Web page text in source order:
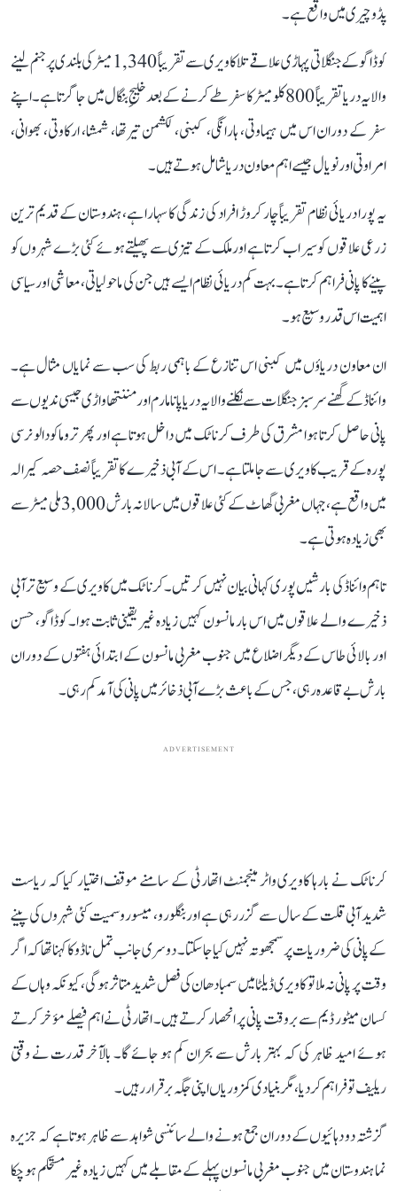
پڈوچیری میں واقع ہے۔
کوڈاگو کے جنگلاتی پہاڑی علاقے تلاکاویری سے تقریباً 1,340 میٹر کی بلندی پر جنم لینے
والا یہ دریا تقریباً 800 کلومیٹر کا سفر طے کرنے کے بعد خلیجِ بنگال میں جا گرتا ہے۔ اپنے
سفر کے دوران اس میں ہیماوتی، ہارانگی، کبنی، لکشمن تیرتھا، شمشا، ارکاوتی، بھوانی،
امراوتی اور نویال جیسے اہم معاون دریا شامل ہوتے ہیں۔
یہ پورا دریائی نظام تقریباً چار کروڑ افراد کی زندگی کا سہارا ہے، ہندوستان کے قدیم ترین
زرعی علاقوں کو سیراب کرتا ہے اور ملک کے تیزی سے پھیلتے ہوئے کئی بڑے شہروں کو
پینے کا پانی فراہم کرتا ہے۔ بہت کم دریائی نظام ایسے ہیں جن کی ماحولیاتی، معاشی اور سیاسی
اہمیت اس قدر وسیع ہو۔
ان معاون دریاؤں میں کبنی اس تنازع کے باہمی ربط کی سب سے نمایاں مثال ہے۔
وائناڈ کے گھنے سرسبز جنگلات سے نکلنے والا یہ دریا پانامارم اور مننتھاواڑی جیسی ندیوں سے
پانی حاصل کرتا ہوا مشرق کی طرف کرناٹک میں داخل ہوتا ہے اور پھر تروماکودالو نرسی
پورہ کے قریب کاویری سے جا ملتا ہے۔ اس کے آبی ذخیرے کا تقریباً نصف حصہ کیرالہ
میں واقع ہے، جہاں مغربی گھاٹ کے کئی علاقوں میں سالانہ بارش 3,000 ملی میٹر سے
بھی زیادہ ہوتی ہے۔
تاہم وائناڈ کی بارشیں پوری کہانی بیان نہیں کرتیں۔ کرناٹک میں کاویری کے وسیع تر آبی
ذخیرے والے علاقوں میں اس بار مانسون کہیں زیادہ غیر یقینی ثابت ہوا۔ کوڈاگو، حسن
اور بالائی طاس کے دیگر اضلاع میں جنوب مغربی مانسون کے ابتدائی ہفتوں کے دوران
بارش بے قاعدہ رہی، جس کے باعث بڑے آبی ذخائر میں پانی کی آمد کم رہی۔
ADVERTISEMENT
کرناٹک نے بارہا کاویری واٹر مینجمنٹ اتھارٹی کے سامنے موقف اختیار کیا کہ ریاست
شدید آبی قلت کے سال سے گزر رہی ہے اور بنگلورو، میسورو سمیت کئی شہروں کی پینے
کے پانی کی ضروریات پر سمجھوتہ نہیں کیا جا سکتا۔ دوسری جانب تمل ناڈو کا کہنا تھا کہ اگر
وقت پر پانی نہ ملا تو کاویری ڈیلٹا میں سمبا دھان کی فصل شدید متاثر ہوگی، کیونکہ وہاں کے
کسان میٹور ڈیم سے بروقت پانی پر انحصار کرتے ہیں۔ اتھارٹی نے اہم فیصلے مؤخر کرتے
ہوئے امید ظاہر کی کہ بہتر بارش سے بحران کم ہو جائے گا۔ بالآخر قدرت نے وقتی
ریلیف تو فراہم کر دیا، مگر بنیادی کمزوریاں اپنی جگہ برقرار رہیں۔
گزشتہ دو دہائیوں کے دوران جمع ہونے والے سائنسی شواہد سے ظاہر ہوتا ہے کہ جزیرہ
نما ہندوستان میں جنوب مغربی مانسون پہلے کے مقابلے میں کہیں زیادہ غیر مستحکم ہو چکا